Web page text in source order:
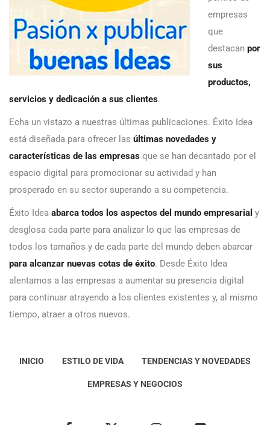
empresas
que
destacan por
sus
productos,
servicios y dedicación a sus clientes.
Echa un vistazo a nuestras últimas publicaciones. Éxito Idea
está diseñada para ofrecer las últimas novedades y
características de las empresas que se han decantado por el
espacio digital para promocionar su actividad y han
prosperado en su sector superando a su competencia.
Éxito Idea abarca todos los aspectos del mundo empresarial y
desglosa cada parte para analizar lo que las empresas de
todos los tamaños y de cada parte del mundo deben abarcar
para alcanzar nuevas cotas de éxito. Desde Éxito Idea
alentamos a las empresas a aumentar su presencia digital
para continuar atrayendo a los clientes existentes y, al mismo
tiempo, atraer a otros nuevos.
INICIO ESTILO DE VIDA TENDENCIAS Y NOVEDADES
EMPRESAS Y NEGOCIOS